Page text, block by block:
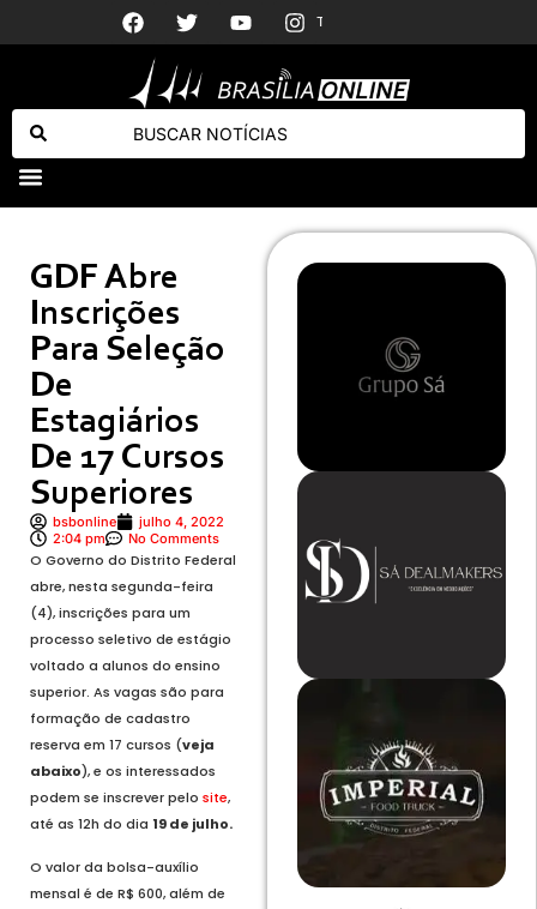
GDF Abre
Inscrições
Para Seleção
De
Estagiários
De 17 Cursos
Superiores
bsbonline
julho 4, 2022
2:04 pm
No Comments
O Governo do Distrito Federal
abre, nesta segunda-feira
(4), inscrições para um
processo seletivo de estágio
voltado a alunos do ensino
superior. As vagas são para
formação de cadastro
reserva em 17 cursos (veja
abaixo), e os interessados
podem se inscrever pelo site,
até as 12h do dia 19 de julho.
O valor da bolsa-auxílio
mensal é de R$ 600, além de